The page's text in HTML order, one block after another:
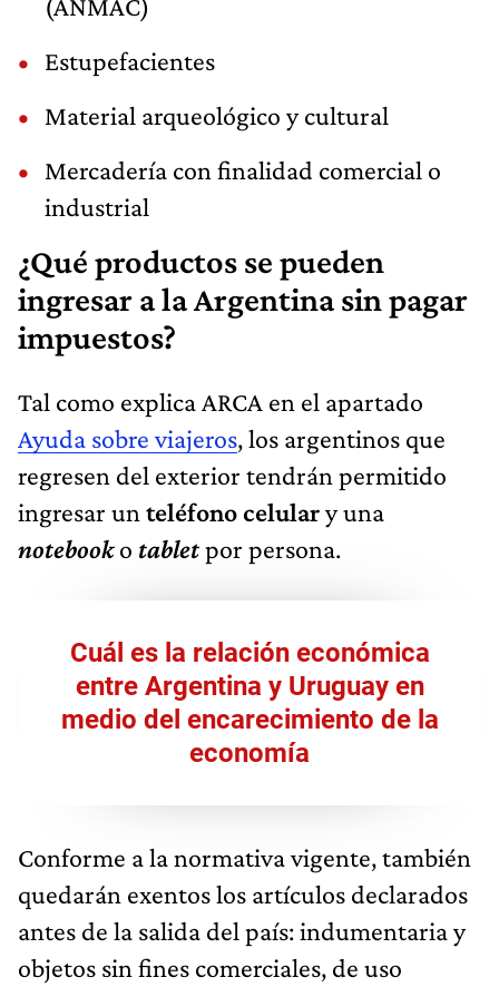
Estupefacientes
Material arqueológico y cultural
Mercadería con finalidad comercial o
industrial
¿Qué productos se pueden
ingresar a la Argentina sin pagar
impuestos?
Tal como explica ARCA en el apartado
Ayuda sobre viajeros, los argentinos que
regresen del exterior tendrán permitido
ingresar un teléfono celulary una
notebooko tabletpor persona.
Cuál es la relación económica
entre Argentina y Uruguay en
medio del encarecimiento de la
economía
Conforme a la normativa vigente, también
quedarán exentos los artículos declarados
antes de la salida del país: indumentaria y
objetos sin fines comerciales, de uso